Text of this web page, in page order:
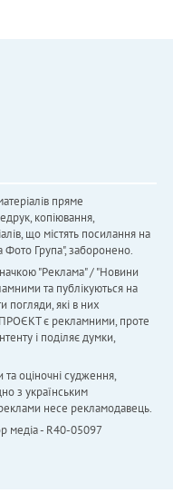
пряме
копіювання,
що містять посилання на
Фото Група", заборонено.
"Реклама" / "Новини
та публікуються на
погляди, які в них
є рекламними, проте
і поділяє думки,
та оціночні судження,
з українським
реклами несе рекламодавець.
медіа - R40-05097